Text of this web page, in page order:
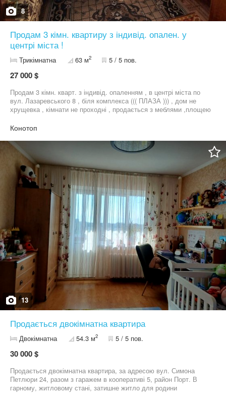
8
Продам 3 кімн. квартиру з індивід. опален. у
центрі міста !
Трикімнатна 63 м2 5 / 5 пов.
27 000 $
Продам 3 кімн. кварт. з індивід. опаленням , в центрі міста по
вул. Лазаревського 8 , біля комплекса ((( ПЛАЗА ))) , дом не
хрущевка , кімнати не проходні , продається з меблями ,площею
Конотоп
13
Продається двокімнатна квартира
Двокімнатна 54.3 м2 5 / 5 пов.
30 000 $
Продається двокімнатна квартира, за адресою вул. Симона
Петлюри 24, разом з гаражем в кооперативі 5, район Порт. В
гарному, житловому стані, затишне житло для родини